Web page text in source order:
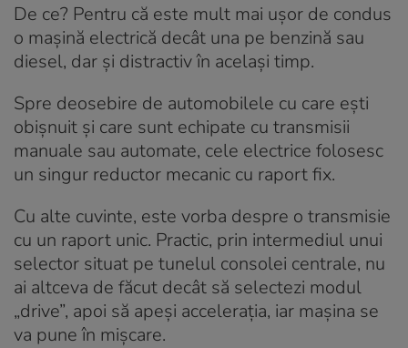
De ce? Pentru că este mult mai ușor de condus
o mașină electrică decât una pe benzină sau
diesel, dar și distractiv în același timp.
Spre deosebire de automobilele cu care ești
obișnuit și care sunt echipate cu transmisii
manuale sau automate, cele electrice folosesc
un singur reductor mecanic cu raport fix.
Cu alte cuvinte, este vorba despre o transmisie
cu un raport unic. Practic, prin intermediul unui
selector situat pe tunelul consolei centrale, nu
ai altceva de făcut decât să selectezi modul
„drive”, apoi să apeși accelerația, iar mașina se
va pune în mișcare.